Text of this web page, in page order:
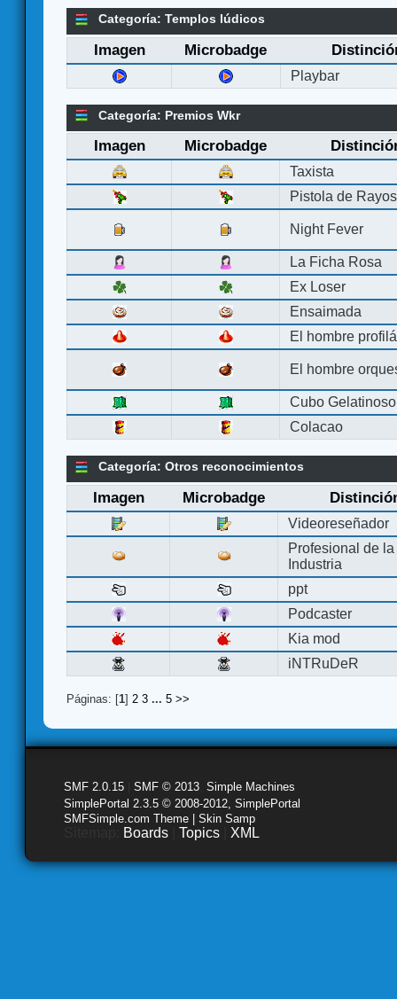
Categoría: Templos lúdicos
Imagen Microbadge
Playbar
Categoría: Premios Wkr
Imagen Microbadge
Taxista
Pistola de Rayos
Night Fever
La Ficha Rosa
Ex Loser
Ensaimada
El hombre
El hombre
Cubo Gelatinoso
Colacao
Categoría: Otros reconocimientos
Imagen Microbadge
Videoreseñador
Profesional de la
Industria
ppt
Podcaster
Kia mod
iNTRuDeR
Páginas: [1] 2 3 ... 5 >>
SMF 2.0.15 SMF © 2013 Simple Machines
SimplePortal 2.3.5 © 2008-2012, SimplePortal
SMFSimple.com Theme | Skin Samp
Boards Topics XML